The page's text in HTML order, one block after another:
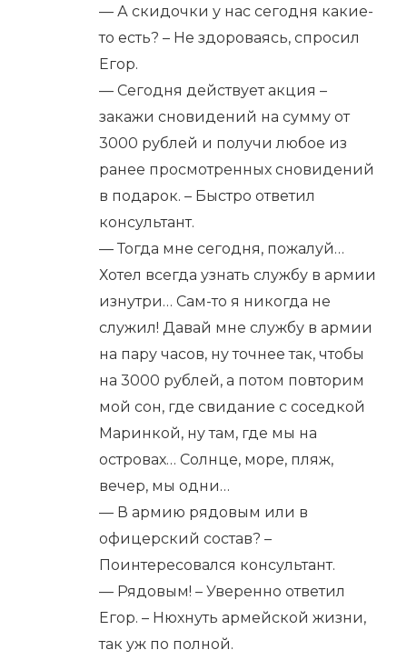
— А скидочки у нас сегодня какие-
то есть? – Не здороваясь, спросил
Егор.
— Сегодня действует акция –
закажи сновидений на сумму от
3000 рублей и получи любое из
ранее просмотренных сновидений
в подарок. – Быстро ответил
консультант.
— Тогда мне сегодня, пожалуй…
Хотел всегда узнать службу в армии
изнутри… Сам-то я никогда не
служил! Давай мне службу в армии
на пару часов, ну точнее так, чтобы
на 3000 рублей, а потом повторим
мой сон, где свидание с соседкой
Маринкой, ну там, где мы на
островах… Солнце, море, пляж,
вечер, мы одни…
— В армию рядовым или в
офицерский состав? –
Поинтересовался консультант.
— Рядовым! – Уверенно ответил
Егор. – Нюхнуть армейской жизни,
так уж по полной.